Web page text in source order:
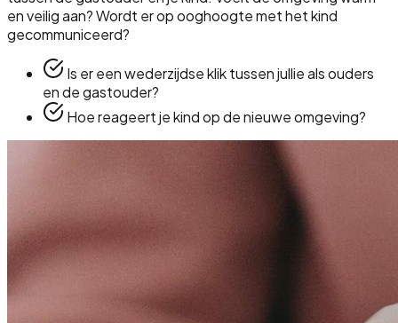
en veilig aan? Wordt er op ooghoogte met het kind
gecommuniceerd?
Is er een wederzijdse klik tussen jullie als ouders
en de gastouder?
Hoe reageert je kind op de nieuwe omgeving?